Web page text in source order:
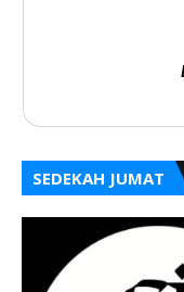
SEDEKAH JUMAT